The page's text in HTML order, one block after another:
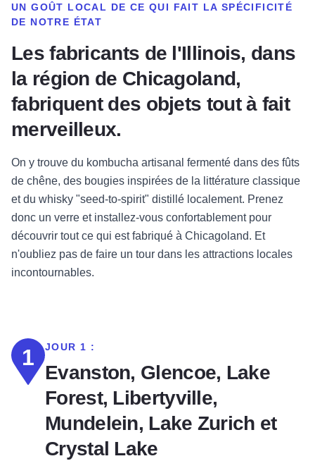
UN GOÛT LOCAL DE CE QUI FAIT LA SPÉCIFICITÉ
DE NOTRE ÉTAT
Les fabricants de l'Illinois, dans
la région de Chicagoland,
fabriquent des objets tout à fait
merveilleux.
On y trouve du kombucha artisanal fermenté dans des fûts
de chêne, des bougies inspirées de la littérature classique
et du whisky "seed-to-spirit" distillé localement. Prenez
donc un verre et installez-vous confortablement pour
découvrir tout ce qui est fabriqué à Chicagoland. Et
n'oubliez pas de faire un tour dans les attractions locales
incontournables.
1 JOUR 1 :
Evanston, Glencoe, Lake
Forest, Libertyville,
Mundelein, Lake Zurich et
Crystal Lake